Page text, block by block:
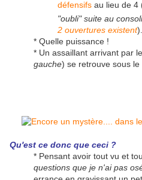
défensifs au lieu de 4
"oubli" suite au
2 ouvertures existent).
* Quelle puissance !
* Un assaillant arrivant par
gauche) se retrouve sous le
Qu'est ce donc que ceci ?
* Pensant avoir tout vu et
questions que je n'ai pas